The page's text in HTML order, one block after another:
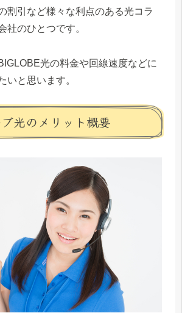
す。
割引など様々な利点のある光コラ
社のひとつです。
光の料金や回線速度などに
いと思います。
光のメリット概要